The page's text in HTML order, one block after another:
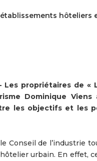
hôteliers
— Les propriétaires de
Dominique
les objectifs et les
Conseil de l’industrie
urbain. En effet,